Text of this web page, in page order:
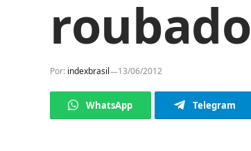
roubado
Por: indexbrasil 13/06/2012
WhatsApp Telegram